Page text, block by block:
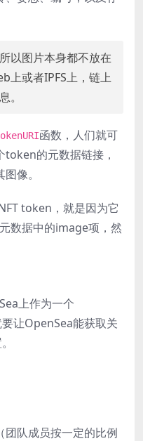
以图片本身都不放在
上或者IPFS上，链上
。
函数，人们就可
的元数据链接，
像。
token，就是因为它
数据中的image项，然
上作为一个
让OpenSea能获取关
团队成员按一定的比例